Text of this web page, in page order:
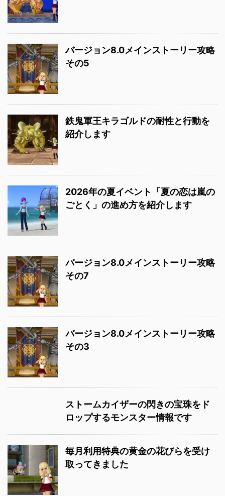
バージョン8.0メインストーリー攻略
その5
鉄鬼軍王キラゴルドの耐性と行動を
紹介します
2026年の夏イベント「夏の恋は嵐の
ごとく」の進め方を紹介します
バージョン8.0メインストーリー攻略
その7
バージョン8.0メインストーリー攻略
その3
ストームカイザーの閃きの宝珠をド
ロップするモンスター情報です
毎月利用特典の黄金の花びらを受け
取ってきました